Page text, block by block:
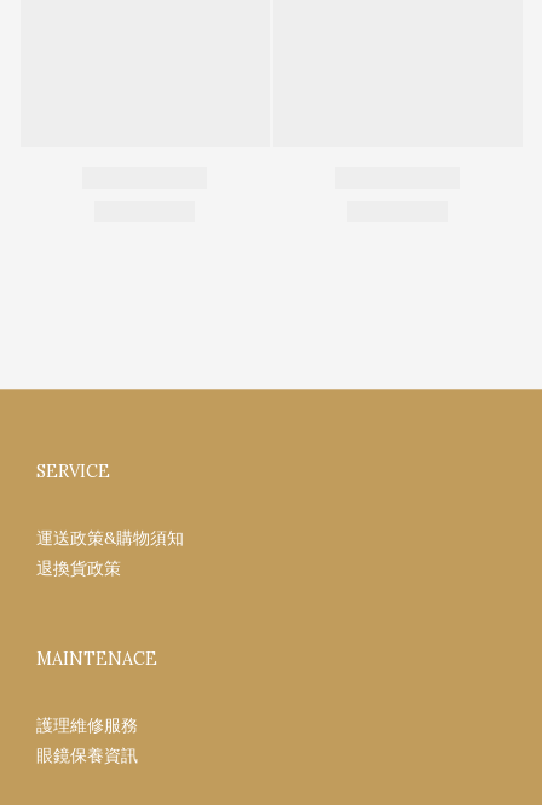
SERVICE
運送政策&購物須知
退換貨政策
MAINTENACE
護理維修服務
眼鏡保養資訊